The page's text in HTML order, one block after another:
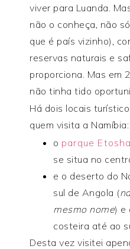
viver para Luanda.
não o conheça, não
que é país vizinho),
reservas naturais e
proporciona. Mas em
não tinha tido
Há dois locais
quem visita a Namíbia:
o parque Etosha
se situa no
e o deserto do
sul de Angola (
mesmo nome) e
costeira até ao
Desta vez visitei